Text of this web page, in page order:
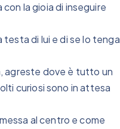
la gioia di inseguire
testa di lui e di se lo tenga
agreste dove è tutto un
curiosi sono in attesa
al centro e come